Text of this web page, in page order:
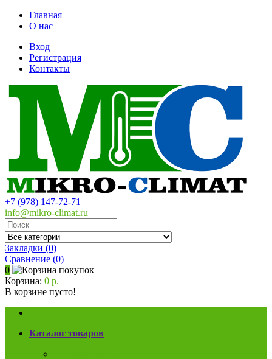
Главная
О нас
Вход
Регистрация
Контакты
+7 (978) 147-72-71
info@mikro-climat.ru
Закладки (0)
Сравнение (0)
0
Корзина: 0 р.
В корзине пусто!
Каталог товаров